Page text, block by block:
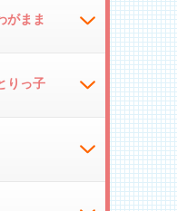
がまま
りっ子